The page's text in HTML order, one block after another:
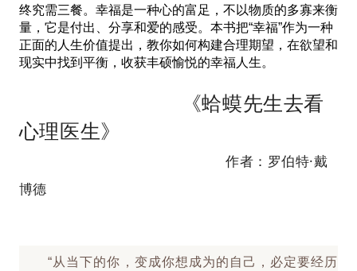
终究需三餐。幸福是一种心的富足，不以物质的多寡来衡
量，它是付出、分享和爱的感受。本书把“幸福”作为一种
正面的人生价值提出，教你如何构建合理期望，在欲望和
现实中找到平衡，收获丰硕愉悦的幸福人生。
《蛤蟆先生去看
心理医生》
作者：罗伯特·戴
博德
“从当下的你，变成你想成为的自己，必定要经历